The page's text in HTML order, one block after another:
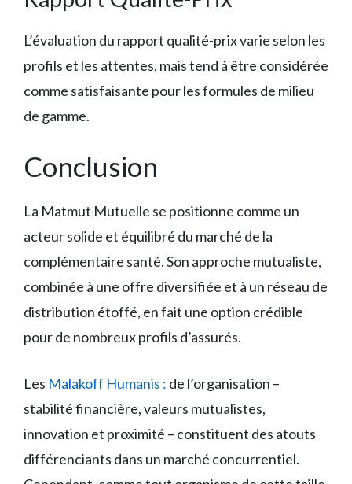
L’évaluation du rapport qualité-prix varie selon les
profils et les attentes, mais tend à être considérée
comme satisfaisante pour les formules de milieu
de gamme.
Conclusion
La Matmut Mutuelle se positionne comme un
acteur solide et équilibré du marché de la
complémentaire santé. Son approche mutualiste,
combinée à une offre diversifiée et à un réseau de
distribution étoffé, en fait une option crédible
pour de nombreux profils d’assurés.
Les Malakoff Humanis : de l’organisation –
stabilité financière, valeurs mutualistes,
innovation et proximité – constituent des atouts
différenciants dans un marché concurrentiel.